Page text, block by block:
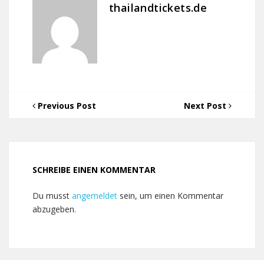
thailandtickets.de
Previous Post Next Post
SCHREIBE EINEN KOMMENTAR
Du musst angemeldet sein, um einen Kommentar
abzugeben.